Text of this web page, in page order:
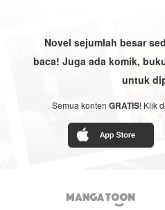
Novel sejumlah besar
baca! Juga ada komik,
untuk
Semua konten GRATIS! Klik
